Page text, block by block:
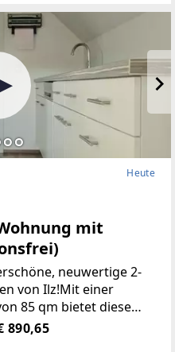
Heute
mit
neuwertige 2-
von Ilz!Mit einer
85 qm bietet diese
Singles oder Paare.
überzeugen durch
890,65